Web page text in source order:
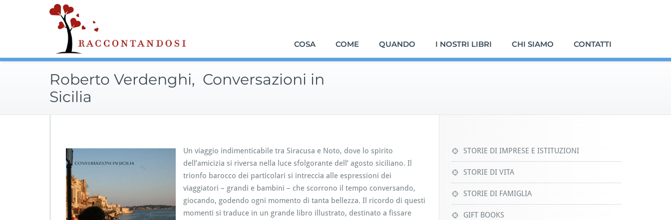
COSA
COME QUANDO I NOSTRI LIBRI CHI SIAMO CONTATTI
Roberto Verdenghi, Conversazioni in
Sicilia
Un viaggio indimenticabile tra Siracusa e Noto, dove lo spirito
dell’amicizia si riversa nella luce sfolgorante dell’ agosto siciliano. Il
trionfo barocco dei particolari si intreccia alle espressioni dei
viaggiatori – grandi e bambini – che scorrono il tempo conversando,
giocando, godendo ogni momento di tanta bellezza. Il ricordo di questi
momenti si traduce in un grande libro illustrato, destinato a fissare
STORIE DI IMPRESE E ISTITUZIONI
STORIE DI VITA
STORIE DI FAMIGLIA
GIFT BOOKS